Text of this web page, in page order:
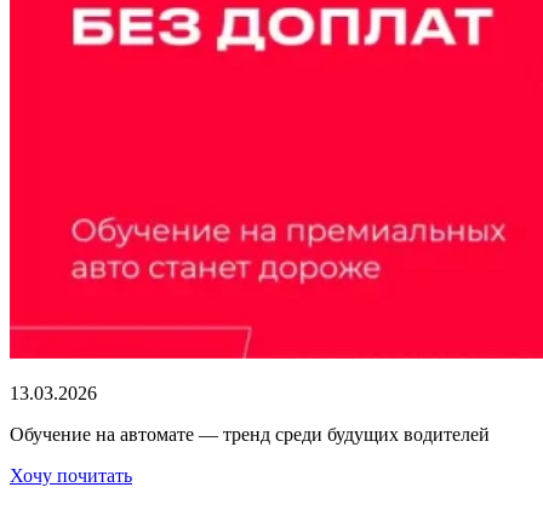
13.03.2026
Обучение на автомате — тренд среди будущих водителей
Хочу почитать